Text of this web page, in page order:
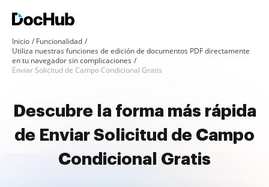
Inicio
Funcionalidad
Utiliza nuestras funciones de edición de documentos PDF directamente
en tu navegador sin complicaciones
Enviar Solicitud de Campo Condicional Gratis
Descubre la forma más rápida
de Enviar Solicitud de Campo
Condicional Gratis